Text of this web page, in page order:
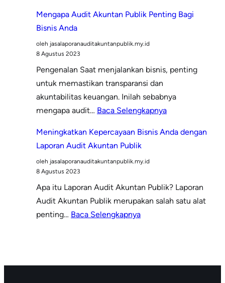
di
Akuntabilitas
Anda
Jasa
Laporan
Audit
Akuntan
Publik
Mengapa Audit Akuntan Publik Penting Bagi
Bisnis Anda
oleh jasalaporanauditakuntanpublik.my.id
8 Agustus 2023
Pengenalan Saat menjalankan bisnis, penting
untuk memastikan transparansi dan
akuntabilitas keuangan. Inilah sebabnya
mengapa audit… Baca Selengkapnya:
Audit
Bagi
Bisnis
Meningkatkan Kepercayaan Bisnis Anda dengan
Laporan Audit Akuntan Publik
oleh jasalaporanauditakuntanpublik.my.id
8 Agustus 2023
Apa itu Laporan Audit Akuntan Publik? Laporan
Audit Akuntan Publik merupakan salah satu alat
penting… Baca Selengkapnya:
Anda